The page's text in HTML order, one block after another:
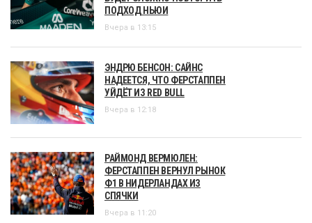
ПОДХОД НЬЮИ
Вчера в 13:15
ЭНДРЮ БЕНСОН: САЙНС
НАДЕЕТСЯ, ЧТО ФЕРСТАППЕН
УЙДЁТ ИЗ RED BULL
Вчера в 12:18
РАЙМОНД ВЕРМЮЛЕН:
ФЕРСТАППЕН ВЕРНУЛ РЫНОК
Ф1 В НИДЕРЛАНДАХ ИЗ
СПЯЧКИ
Вчера в 11:20